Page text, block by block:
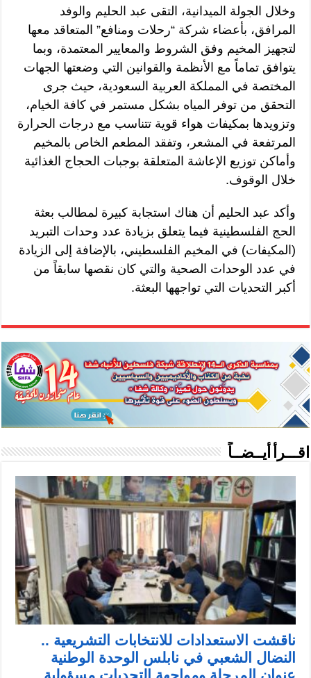
وخلال الجولة الميدانية، التقى عبد الحليم والوفد
المرافق، بأعضاء شركة “رحلات ومنافع” المتعاقد معها
لتجهيز المخيم وفق الشروط والمعايير المعتمدة، وبما
يتوافق تماماً مع الأنظمة والقوانين التي وضعتها الجهات
المختصة في المملكة العربية السعودية، حيث جرى
التحقق من توفر المياه بشكل مستمر في كافة الخيام،
وتزويدها بمكيفات هواء قوية تتناسب مع درجات الحرارة
المرتفعة في المشعر، وتفقد المطعم الخاص بالمخيم
وأماكن توزيع الإعاشة المتعلقة بوجبات الحجاج الغذائية
خلال الوقوف.
وأكد عبد الحليم أن هناك استجابة كبيرة لمطالب بعثة
الحج الفلسطينية فيما يتعلق بزيادة عدد وحدات التبريد
(المكيفات) في المخيم الفلسطيني، بالإضافة إلى الزيادة
في عدد الوحدات الصحية والتي كان نقصها سابقاً من
أكبر التحديات التي تواجهها البعثة.
اقـــرأ أيــضــاً
ناقشت الاستعدادات للانتخابات التشريعية ..
النضال الشعبي في نابلس الوحدة الوطنية